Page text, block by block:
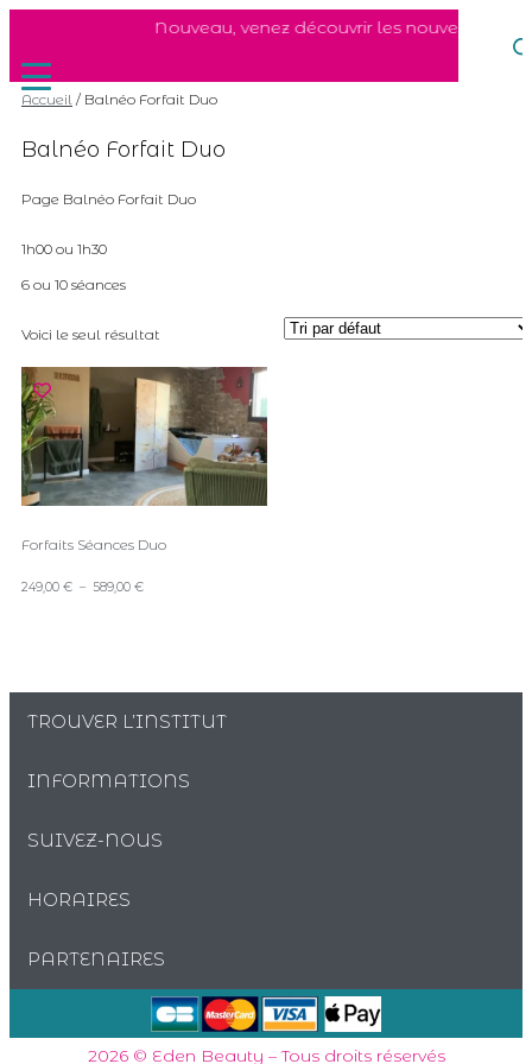
Nouveau, venez découvrir les nouveaux
Accueil / Balnéo Forfait Duo
Balnéo Forfait Duo
Page Balnéo Forfait Duo
1h00 ou 1h30
6 ou 10 séances
Voici le seul résultat
Forfaits Séances Duo
249,00 € – 589,00 €
TROUVER L’INSTITUT
INFORMATIONS
SUIVEZ-NOUS
HORAIRES
PARTENAIRES
2026 © Eden Beauty – Tous droits réservés